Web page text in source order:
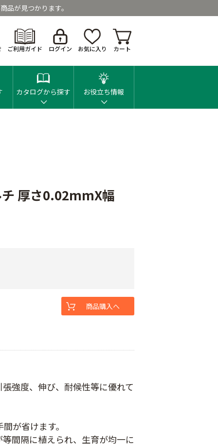
品が見つかります。
ご利用ガイド ログイン お気に入り カート
カタログから探す お役立ち情報
厚さ0.02mmX幅
強度、伸び、耐候性等に優れて
が省けます。
間隔に植えられ、生育が均一に
商品購入へ